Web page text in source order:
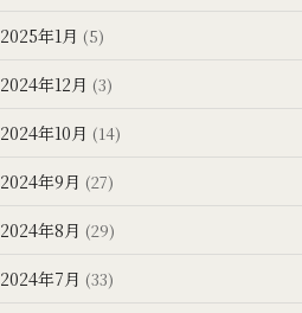
2025年1月 (5)
2024年12月 (3)
2024年10月 (14)
2024年9月 (27)
2024年8月 (29)
2024年7月 (33)